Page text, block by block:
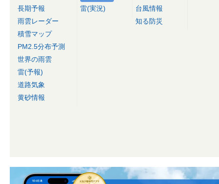
長期予報
雨雲レーダー
積雪マップ
PM2.5分布予測
世界の雨雲
雷(予報)
道路気象
黄砂情報
雷(実況)
台風情報
知る防災